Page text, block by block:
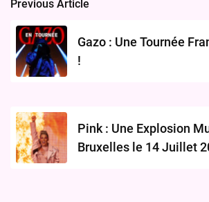
Post
navigation
Previous Article
Gazo : Une Tournée
!
Pink : Une Explosion
Bruxelles le 14 Juillet